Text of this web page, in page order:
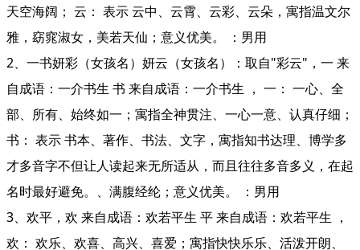
天空海阔； 云： 表示 云中、云霄、云彩、云朵，寓指温文尔
雅，窈窕淑女，美若天仙；意义优美。 ：男用
2、一书妍彩（女孩名）妍云（女孩名）：取自"彩云"，一 来
自成语：一介书生 书 来自成语：一介书生 ， 一： 一心、全
部、所有、始终如一；寓指全神贯注、一心一意、认真仔细；
书： 表示 书本、著作、书法、文字，寓指知书达理、博学多
才多音字不但让人读起来无所适从，而且往往多音多义，在起
名时最好避免。、满腹经纶；意义优美。 ：男用
3、欢平，欢 来自成语：欢若平生 平 来自成语：欢若平生 ，
欢： 欢乐、欢喜、高兴、喜爱；寓指快快乐乐、活泼开朗、